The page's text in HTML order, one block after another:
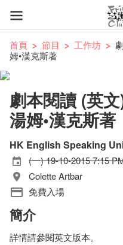
首頁 節目 工作坊
姆•漢克斯著
劇本閱讀 (英
湯姆•漢克斯著
HK English Speaking
(一) 19-10-2015 7:15
Colette Artbar
免費入場
簡介
詳情請參閱英文版本。